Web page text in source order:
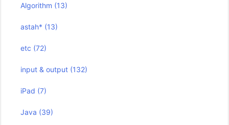
Algorithm (13)
astah* (13)
etc (72)
input & output (132)
iPad (7)
Java (39)